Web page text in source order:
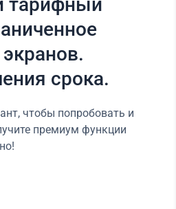
тарифный
срока.
чтобы попробовать и
премиум функции